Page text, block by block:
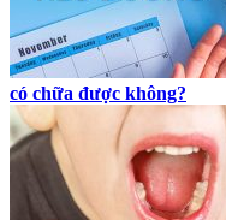
có chữa được không?